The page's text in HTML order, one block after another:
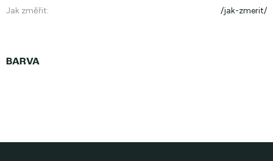
Jak změřit: /jak-zmerit/